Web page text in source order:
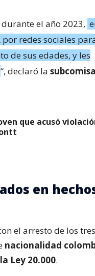
el año 2023,
redes sociales
de sus edades, y les
“, declaró la
que acusó
en
el arresto de los
nacionalidad
Ley 20.000.